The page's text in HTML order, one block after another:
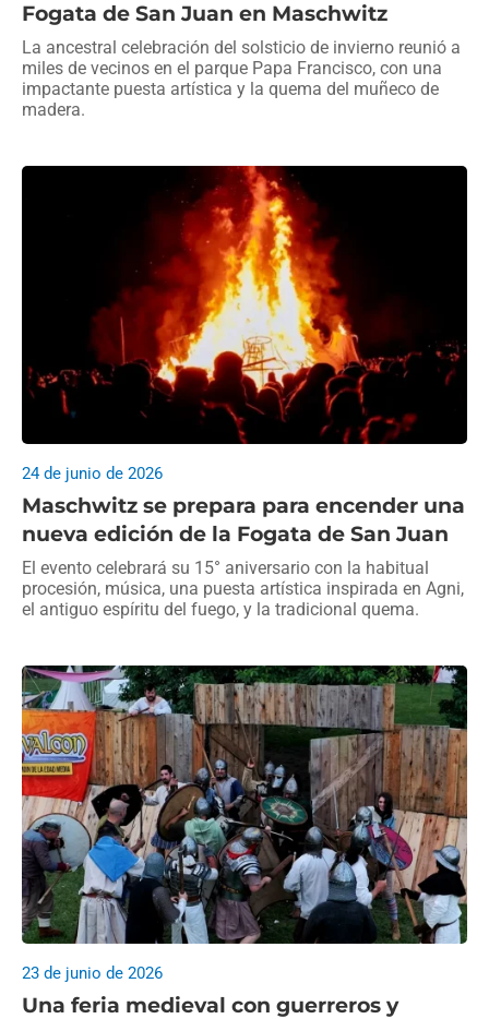
Fogata de San Juan en Maschwitz
La ancestral celebración del solsticio de invierno reunió a
miles de vecinos en el parque Papa Francisco, con una
impactante puesta artística y la quema del muñeco de
madera.
Maschwitz se prepara para encender una
nueva edición de la Fogata de San Juan
24 de junio de 2026
El evento celebrará su 15° aniversario con la habitual
procesión, música, una puesta artística inspirada en Agni,
el antiguo espíritu del fuego, y la tradicional quema.
Una feria medieval con guerreros y
23 de junio de 2026